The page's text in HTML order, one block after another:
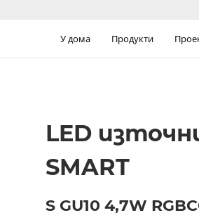
У дома Продукти
LED
SMART
S GU10 4,7W